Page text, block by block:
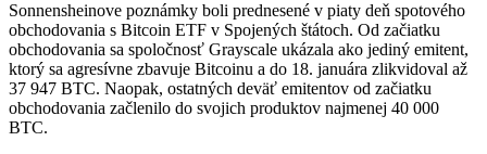
Sonnensheinove poznámky boli prednesené v piaty deň spotového
obchodovania s Bitcoin ETF v Spojených štátoch. Od začiatku
obchodovania sa spoločnosť Grayscale ukázala ako jediný emitent,
ktorý sa agresívne zbavuje Bitcoinu a do 18. januára zlikvidoval až
37 947 BTC. Naopak, ostatných deväť emitentov od začiatku
obchodovania začlenilo do svojich produktov najmenej 40 000
BTC.